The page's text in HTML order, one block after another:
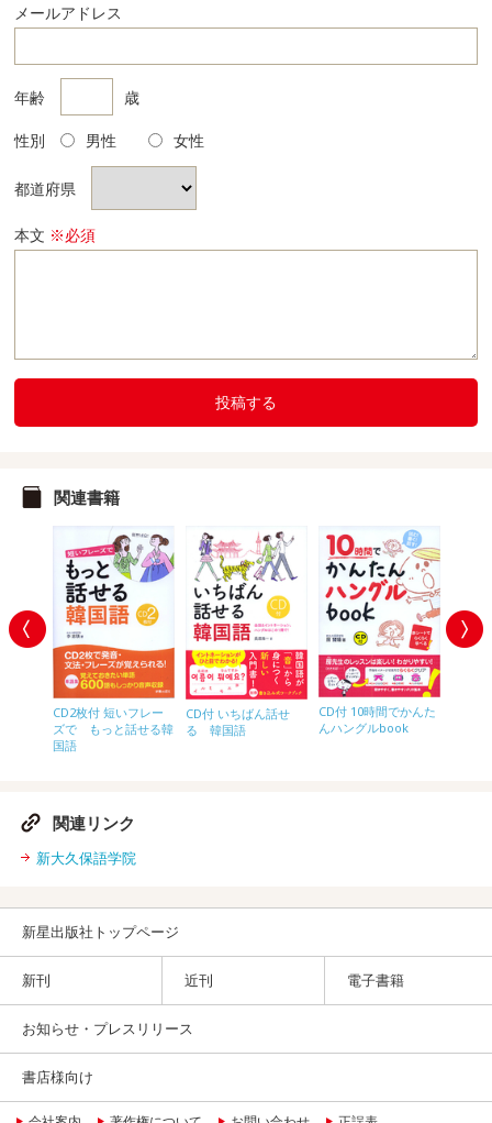
メールアドレス
年齢 歳
性別 男性 女性
都道府県
本文 ※必須
投稿する
関連書籍
CD2枚付 短いフレー
ズで もっと話せる韓
国語
CD付 いちばん話せ
る 韓国語
CD付 10時間でかんた
んハングルbook
関連リンク
新大久保語学院
新星出版社トップページ
新刊 近刊 電子書籍
お知らせ・プレスリリース
書店様向け